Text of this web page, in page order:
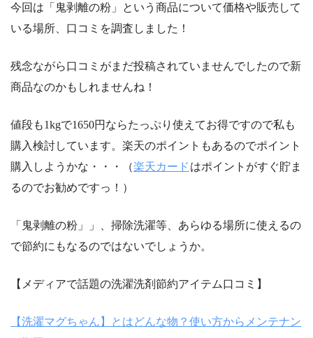
今回は「鬼剥離の粉」という商品について価格や販売して
いる場所、口コミを調査しました！
残念ながら口コミがまだ投稿されていませんでしたので新
商品なのかもしれませんね！
値段も1kgで1650円ならたっぷり使えてお得ですので私も
購入検討しています。楽天のポイントもあるのでポイント
購入しようかな・・・（楽天カード はポイントがすぐ貯ま
るのでお勧めですっ！）
「鬼剥離の粉」」、掃除洗濯等、あらゆる場所に使えるの
で節約にもなるのではないでしょうか。
【メディアで話題の洗濯洗剤節約アイテム口コミ】
【洗濯マグちゃん】とはどんな物？使い方からメンテナン